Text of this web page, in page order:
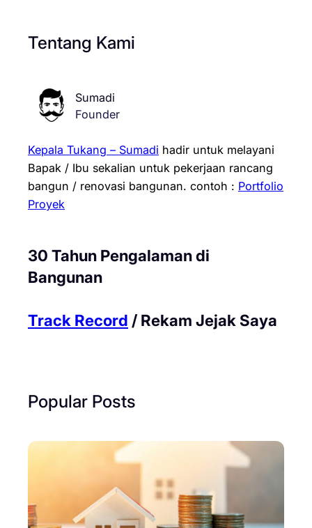
Tentang Kami
Sumadi
Founder
Kepala Tukang – Sumadi hadir untuk melayani
Bapak / Ibu sekalian untuk pekerjaan rancang
bangun / renovasi bangunan. contoh : Portfolio
Proyek
30 Tahun Pengalaman di
Bangunan
Track Record / Rekam Jejak Saya
Popular Posts